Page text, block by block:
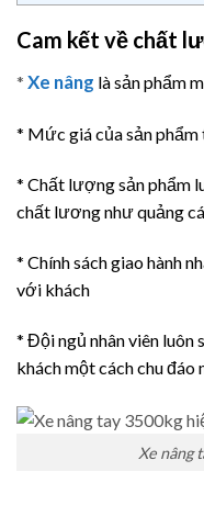
Cam kết về chất
* Xe nâng là sản phẩm
* Mức giá của sản
* Chất lượng sản phẩm
chất lương như quảng
* Chính sách giao hành
với khách
* Đội ngủ nhân viên luôn
khách một cách chu đáo
Xe nâng